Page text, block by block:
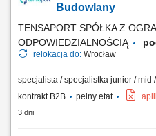
podwykonawcami na placu
Budowlany
TENSAPORT SPÓŁKA Z
ODPOWIEDZIALNOŚCIĄ
relokacja do: Wrocław
specjalista / specjalistka junior / mid
kontrakt B2B
pełny etat
3 dni